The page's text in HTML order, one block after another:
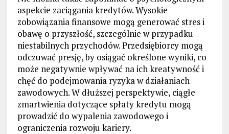
aspekcie zaciągania kredytów. Wysokie
zobowiązania finansowe mogą generować stres i
obawę o przyszłość, szczególnie w przypadku
niestabilnych przychodów. Przedsiębiorcy mogą
odczuwać presję, by osiągać określone wyniki, co
może negatywnie wpływać na ich kreatywność i
chęć do podejmowania ryzyka w działaniach
zawodowych. W dłuższej perspektywie, ciągłe
zmartwienia dotyczące spłaty kredytu mogą
prowadzić do wypalenia zawodowego i
ograniczenia rozwoju kariery.